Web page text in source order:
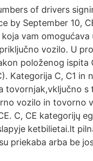
of drivers
by September 10,
vam omogućava
vozilo. U
položenog ispita
Kategorija C, C1 in
tovornjak,vključno
vozilo in tovorno
C, CE kategorijų
ketbilietai.lt
priekaba arba be